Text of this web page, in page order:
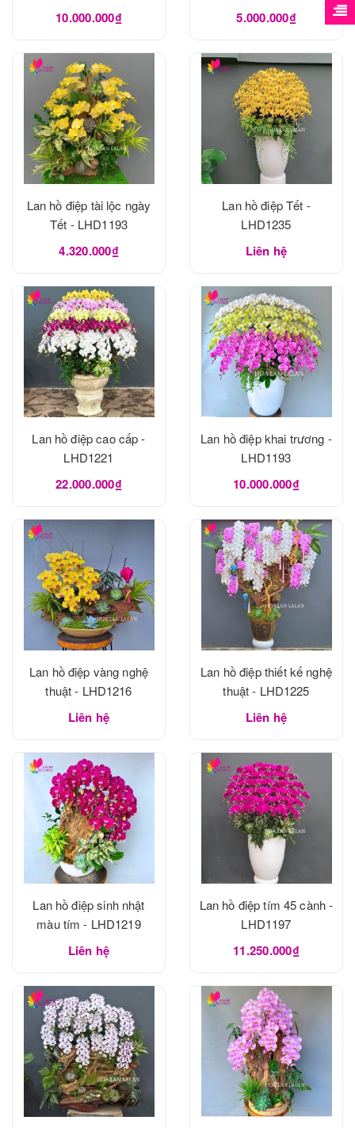
10.000.000₫ 5.000.000₫
Lan hồ điệp tài lộc ngày
Tết - LHD1193
4.320.000₫
Lan hồ điệp Tết -
LHD1235
Liên hệ
Lan hồ điệp cao cấp -
LHD1221
22.000.000₫
Lan hồ điệp khai trương -
LHD1193
10.000.000₫
Lan hồ điệp vàng nghệ
thuật - LHD1216
Liên hệ
Lan hồ điệp thiết kế nghệ
thuật - LHD1225
Liên hệ
Lan hồ điệp sinh nhật
màu tím - LHD1219
Liên hệ
Lan hồ điệp tím 45 cành -
LHD1197
11.250.000₫